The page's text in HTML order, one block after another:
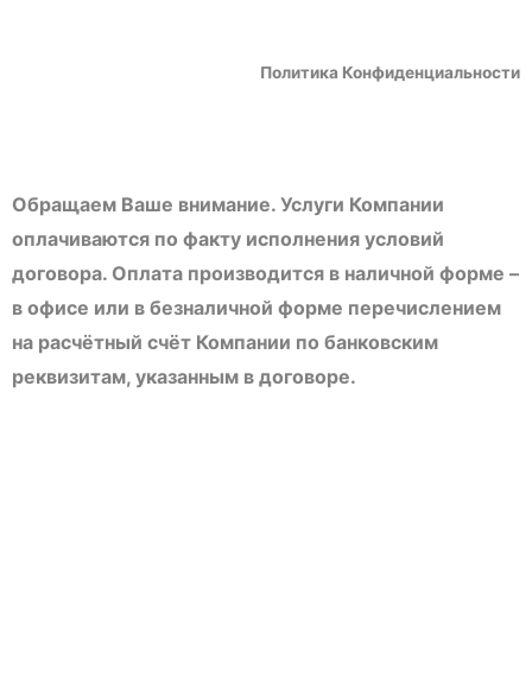
Политика Конфиденциальности
Обращаем Ваше внимание. Услуги Компании
оплачиваются по факту исполнения условий
договора. Оплата производится в наличной форме –
в офисе или в безналичной форме перечислением
на расчётный счёт Компании по банковским
реквизитам, указанным в договоре.